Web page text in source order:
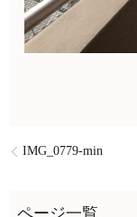
IMG_0779-min